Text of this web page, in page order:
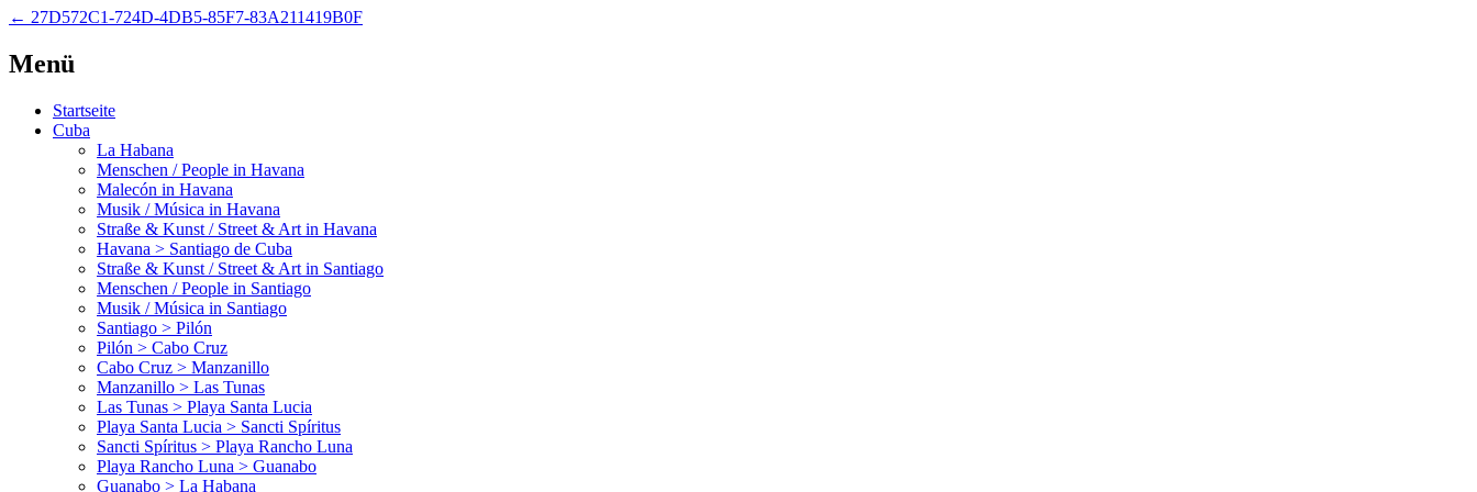
← 27D572C1-724D-4DB5-85F7-83A211419B0F
Menü
Startseite
Cuba
La Habana
Menschen / People in Havana
Malecón in Havana
Musik / Música in Havana
Straße & Kunst / Street & Art in Havana
Havana > Santiago de Cuba
Straße & Kunst / Street & Art in Santiago
Menschen / People in Santiago
Musik / Música in Santiago
Santiago > Pilón
Pilón > Cabo Cruz
Cabo Cruz > Manzanillo
Manzanillo > Las Tunas
Las Tunas > Playa Santa Lucia
Playa Santa Lucia > Sancti Spíritus
Sancti Spíritus > Playa Rancho Luna
Playa Rancho Luna > Guanabo
Guanabo > La Habana